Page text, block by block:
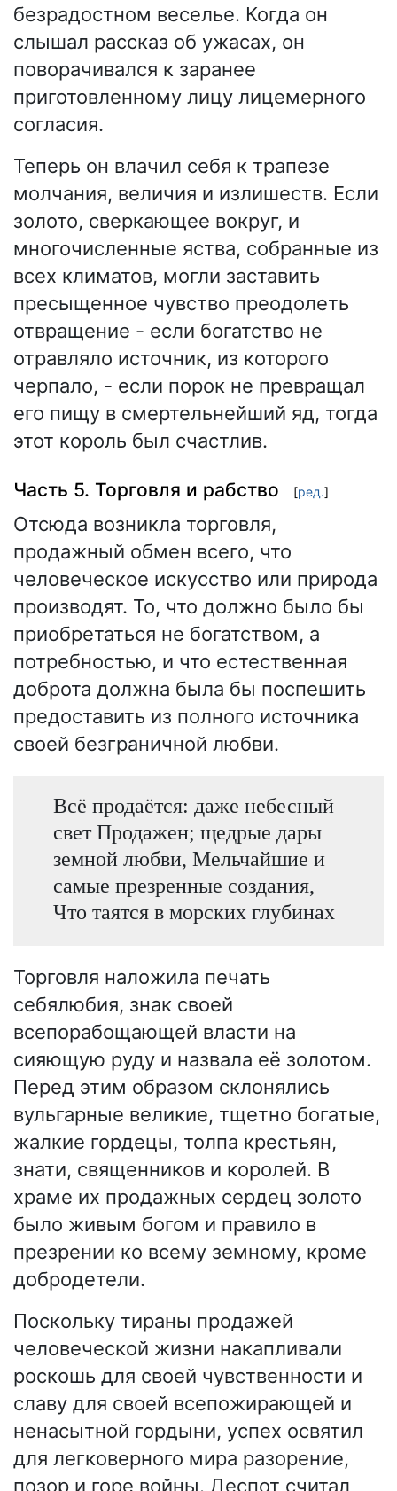
безрадостном веселье. Когда он
слышал рассказ об ужасах, он
поворачивался к заранее
приготовленному лицу лицемерного
согласия.
Теперь он влачил себя к трапезе
молчания, величия и излишеств. Если
золото, сверкающее вокруг, и
многочисленные яства, собранные из
всех климатов, могли заставить
пресыщенное чувство преодолеть
отвращение - если богатство не
отравляло источник, из которого
черпало, - если порок не превращал
его пищу в смертельнейший яд, тогда
этот король был счастлив.
Часть 5. Торговля и рабство [ред.]
Отсюда возникла торговля,
продажный обмен всего, что
человеческое искусство или природа
производят. То, что должно было бы
приобретаться не богатством, а
потребностью, и что естественная
доброта должна была бы поспешить
предоставить из полного источника
своей безграничной любви.
Всё продаётся: даже небесный
свет Продажен; щедрые дары
земной любви, Мельчайшие и
самые презренные создания,
Что таятся в морских глубинах
Торговля наложила печать
себялюбия, знак своей
всепорабощающей власти на
сияющую руду и назвала её золотом.
Перед этим образом склонялись
вульгарные великие, тщетно богатые,
жалкие гордецы, толпа крестьян,
знати, священников и королей. В
храме их продажных сердец золото
было живым богом и правило в
презрении ко всему земному, кроме
добродетели.
Поскольку тираны продажей
человеческой жизни накапливали
роскошь для своей чувственности и
славу для своей всепожирающей и
ненасытной гордыни, успех освятил
для легковерного мира разорение,
позор и горе войны. Деспот считал